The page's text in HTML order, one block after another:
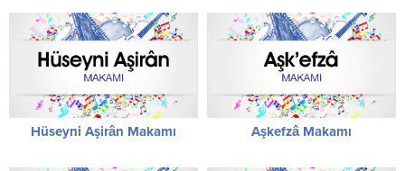
Hüseyni Aşirân Makamı Aşkefzâ Makamı